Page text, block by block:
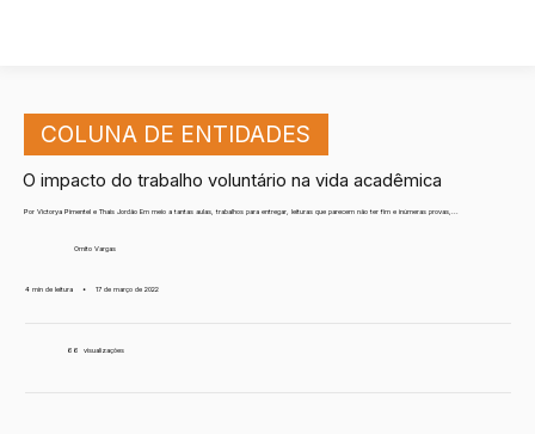
COLUNA DE ENTIDADES
O impacto do trabalho voluntário na vida acadêmica
Por Victorya Pimentel e Thais Jordão Em meio a tantas aulas, trabalhos para entregar, leituras que parecem não ter fim e inúmeras provas,...
Ornito Vargas
4 min de leitura • 17 de março de 2022
66 visualizações